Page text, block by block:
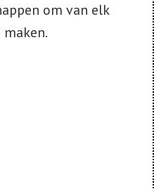
om van elk